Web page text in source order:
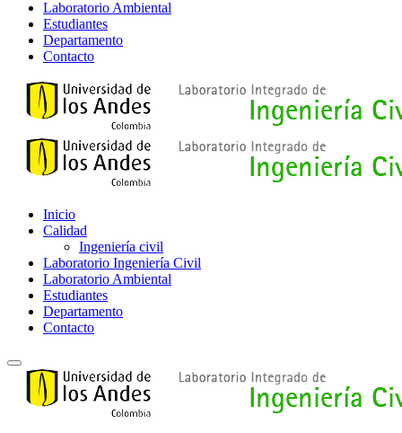
Laboratorio Ambiental
Estudiantes
Departamento
Contacto
Inicio
Calidad
Ingeniería civil
Laboratorio Ingeniería Civil
Laboratorio Ambiental
Estudiantes
Departamento
Contacto